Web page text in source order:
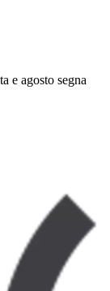
e agosto segna